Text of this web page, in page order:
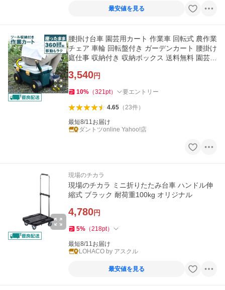
最安値を見る
腰掛け台車 園芸用カート 作業車 回転式 農作業
チェア 車輪 回転盤付き ガーデンカート 腰掛け
庭仕事 収納付き 収納ボックス 送料無料 園芸カ
3,540円
10% （321pt） 要エントリー
4.65（23件）
最短8/11お届け
ダントツonline Yahoo!店
現場のチカラ
現場のチカラ ミニ折りたたみ台車 ハンドル伸
縮式 ブラック 耐荷重100kg オリジナル
4,780円
5% （218pt）
最短8/11お届け
LOHACO by アスクル
最安値を見る